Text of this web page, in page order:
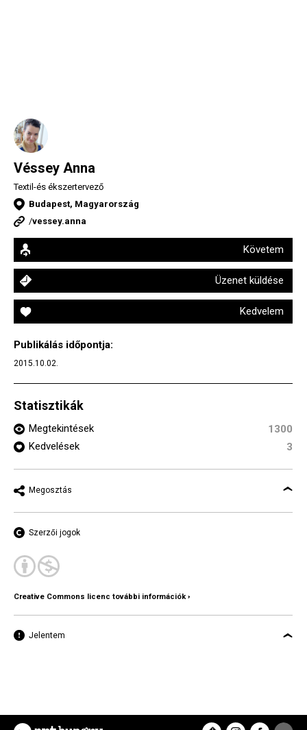
Véssey Anna
Textil-és ékszertervező
Budapest, Magyarország
/vessey.anna
Követem
Üzenet küldése
Kedvelem
Publikálás időpontja:
2015.10.02.
Statisztikák
Megtekintések
1300
Kedvelések
3
Megosztás
Szerzői jogok
Creative Commons licenc további információk ›
Jelentem